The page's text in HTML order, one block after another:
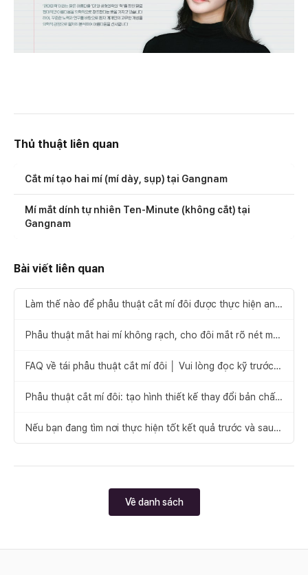
Thủ thuật liên quan
Cắt mí tạo hai mí (mí dày, sụp) tại Gangnam
Mí mắt dính tự nhiên Ten-Minute (không cắt) tại
Gangnam
Bài viết liên quan
Làm thế nào để phẫu thuật cắt mí đôi được thực hiện an
Phẫu thuật mắt hai mí không rạch, cho đôi mắt rõ nét mà
FAQ về tái phẫu thuật cắt mí đôi │ Vui lòng đọc kỹ trước
Phẫu thuật cắt mí đôi: tạo hình thiết kế thay đổi bản chất
độ hài lòng và cách hồi phục
Nếu bạn đang tìm nơi thực hiện tốt kết quả trước và sau
phẫu thuật nhấn mí tự nhiên
Về danh sách